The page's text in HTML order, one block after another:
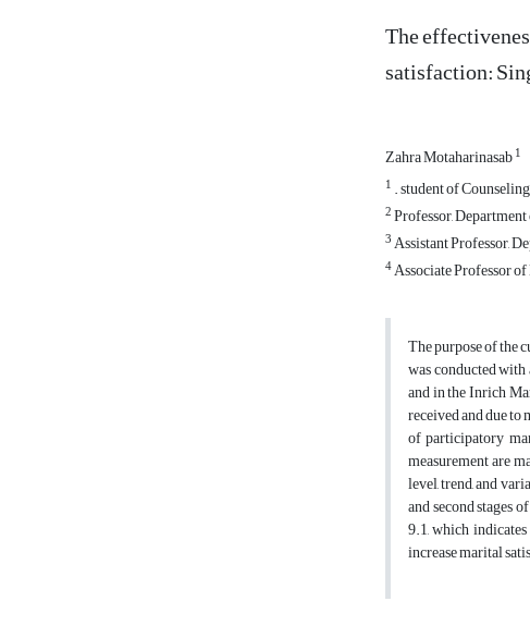
The
satisfaction:
Zahra Motaharinasab1
1 . student of
2Professor,
3Assistant Professor,
4Associate Professor
The purpose of the
was conducted
and in the Inrich
received and due
of participatory
measurement are
level, trend, and
and second stages
9.1, which
increase marital